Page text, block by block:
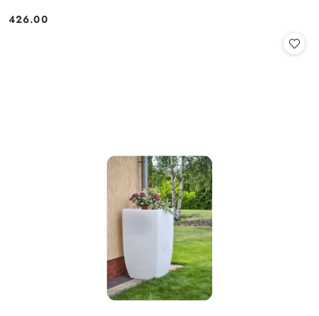
Cena:
426.00